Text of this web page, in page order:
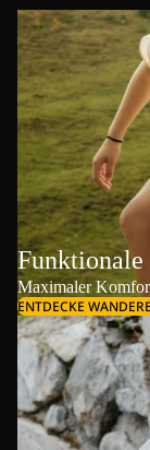
Maximaler
ENTDECKE